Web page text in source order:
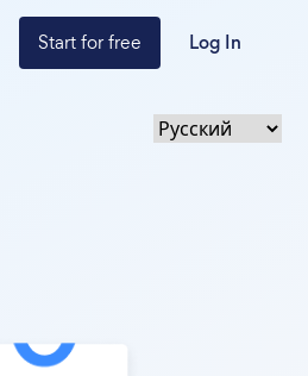
Start for free Log In